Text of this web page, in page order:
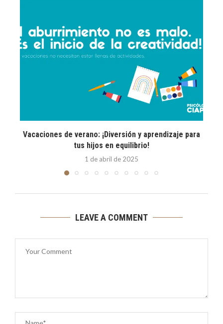
Vacaciones de verano: ¡Diversión y aprendizaje para
tus hijos en equilibrio!
1 de abril de 2025
LEAVE A COMMENT